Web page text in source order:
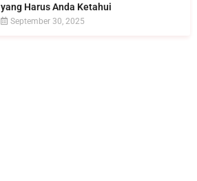
yang Harus Anda Ketahui
September 30, 2025